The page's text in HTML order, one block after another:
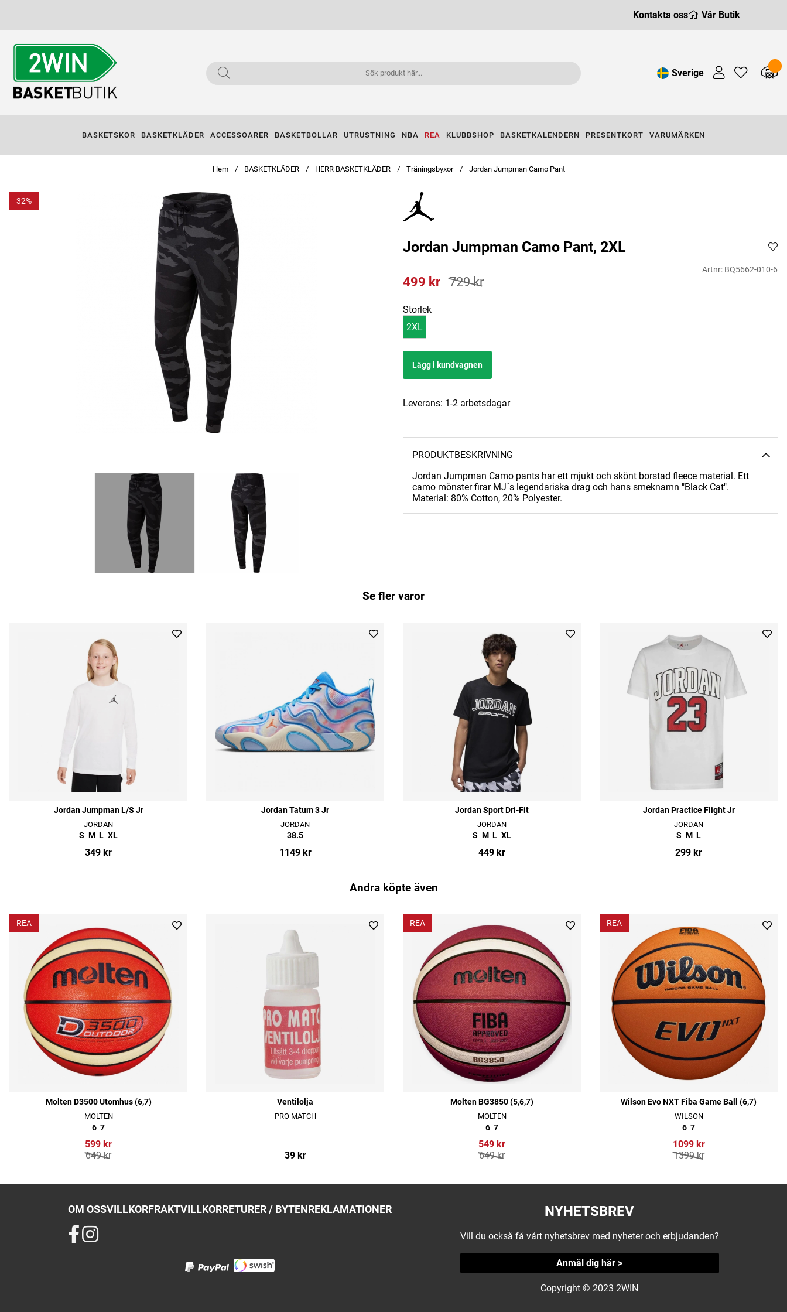
Kontakta oss Vår Butik
Sverige
BASKETSKOR BASKETKLÄDER ACCESSOARER BASKETBOLLAR UTRUSTNING NBA REA KLUBBSHOP BASKETKALENDERN PRESENTKORT VARUMÄRKEN
Hem BASKETKLÄDER HERR BASKETKLÄDER Träningsbyxor Jordan Jumpman Camo Pant
32
Jordan Jumpman Camo Pant, 2XL
Artnr: BQ5662-010-6
729kr
499 kr
Storlek
2XL
Lägg i kundvagnen
Leverans: 1-2 arbetsdagar
PRODUKTBESKRIVNING
Jordan Jumpman Camo pants har ett mjukt och skönt borstad fleece material. Ett
camo mönster firar MJ´s legendariska drag och hans smeknamn "Black Cat".
Material: 80% Cotton, 20% Polyester.
Se fler varor
Jordan Jumpman L/S Jr
JORDAN
S M L XL
349 kr
Jordan Tatum 3 Jr
JORDAN
38.5
1149 kr
Jordan Sport Dri-Fit
JORDAN
S M L XL
449 kr
Jordan Practice Flight Jr
JORDAN
S M L
299 kr
Andra köpte även
REA
Molten D3500 Utomhus (6,7)
MOLTEN
6 7
599 kr
649 kr
Ventilolja
PRO MATCH
39 kr
REA
Molten BG3850 (5,6,7)
MOLTEN
6 7
549 kr
649 kr
REA
Wilson Evo NXT Fiba Game Ball (6,7)
WILSON
6 7
1099 kr
1399 kr
OM OSSVILLKORFRAKTVILLKORRETURER / BYTENREKLAMATIONER NYHETSBREV
Vill du också få vårt nyhetsbrev med nyheter och erbjudanden?
Anmäl dig här >
Copyright © 2023 2WIN